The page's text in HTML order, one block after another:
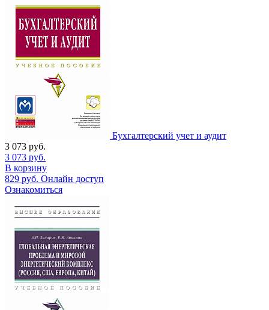
Бухгалтерский учет и аудит
3 073 руб.
3 073 руб.
В корзину
829 руб. Онлайн доступ
Ознакомиться